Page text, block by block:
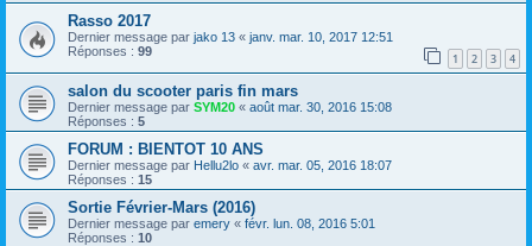
Rasso 2017
Dernier message par jako 13 « janv. mar. 10, 2017 12:51
Réponses : 99 1 2 3 4
salon du scooter paris fin mars
Dernier message par SYM20 « août mar. 30, 2016 15:08
Réponses : 5
FORUM : BIENTOT 10 ANS
Dernier message par Hellu2lo « avr. mar. 05, 2016 18:07
Réponses : 15
Sortie Février-Mars (2016)
Dernier message par emery « févr. lun. 08, 2016 5:01
Réponses : 10